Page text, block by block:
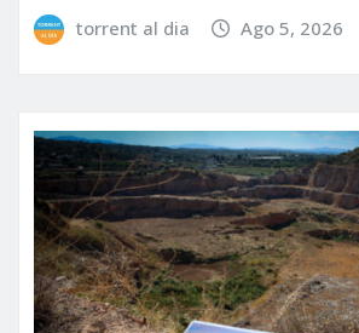
torrent al dia Ago 5, 2026